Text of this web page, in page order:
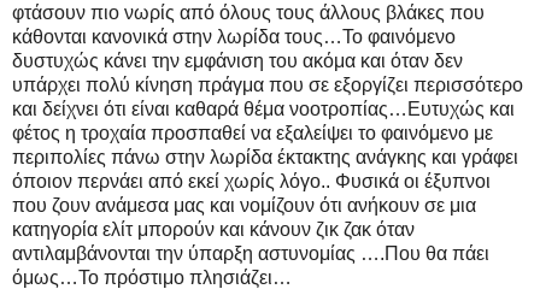
φτάσουν πιο νωρίς από όλους τους άλλους βλάκες που
κάθονται κανονικά στην λωρίδα τους…Το φαινόμενο
δυστυχώς κάνει την εμφάνιση του ακόμα και όταν δεν
υπάρχει πολύ κίνηση πράγμα που σε εξοργίζει περισσότερο
και δείχνει ότι είναι καθαρά θέμα νοοτροπίας…Ευτυχώς και
φέτος η τροχαία προσπαθεί να εξαλείψει το φαινόμενο με
περιπολίες πάνω στην λωρίδα έκτακτης ανάγκης και γράφει
όποιον περνάει από εκεί χωρίς λόγο.. Φυσικά οι έξυπνοι
που ζουν ανάμεσα μας και νομίζουν ότι ανήκουν σε μια
κατηγορία ελίτ μπορούν και κάνουν ζικ ζακ όταν
αντιλαμβάνονται την ύπαρξη αστυνομίας ….Που θα πάει
όμως…Το πρόστιμο πλησιάζει…